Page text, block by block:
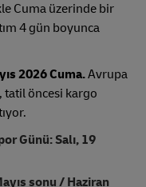
Cuma üzerinde bir
4 gün boyunca
2026 Cuma.Avrupa
tatil öncesi kargo
Günü:Salı, 19
sonu / Haziran